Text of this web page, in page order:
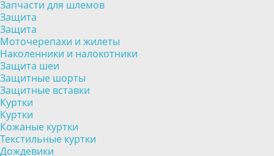
Запчасти для шлемов
Защита
Защита
Моточерепахи и жилеты
Наколенники и налокотники
Защита шеи
Защитные шорты
Защитные вставки
Куртки
Куртки
Кожаные куртки
Текстильные куртки
Дождевики